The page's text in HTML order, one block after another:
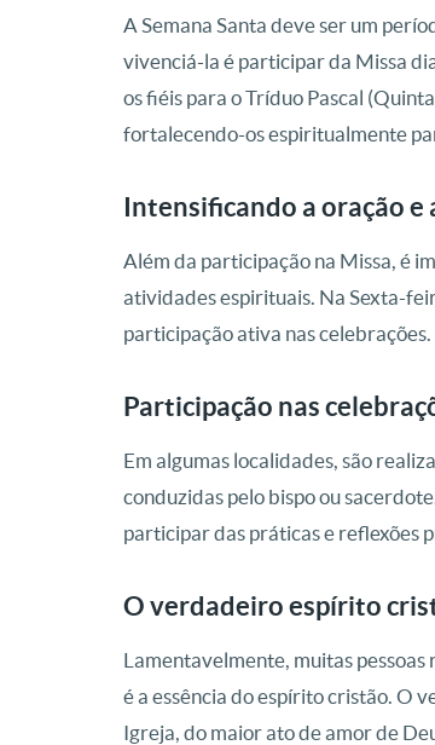
A Semana Santa deve ser um
vivenciá-la é participar da Missa
os fiéis para o Tríduo Pascal
fortalecendo-os espiritualmente
Intensificando a oração e
Além da participação na Missa, é
atividades espirituais. Na Sexta-
participação ativa nas celebrações.
Participação nas
Em algumas localidades, são
conduzidas pelo bispo ou
participar das práticas e reflexões
O verdadeiro espírito
Lamentavelmente, muitas pessoas
é a essência do espírito cristão. O
Igreja, do maior ato de amor de